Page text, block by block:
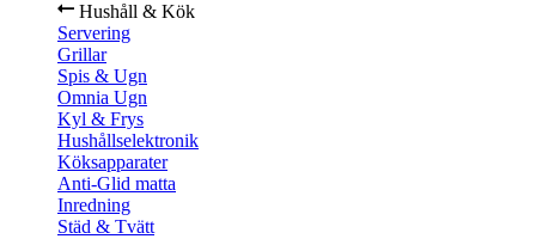
Hushåll & Kök
Servering
Grillar
Spis & Ugn
Omnia Ugn
Kyl & Frys
Hushållselektronik
Köksapparater
Anti-Glid matta
Inredning
Städ & Tvätt